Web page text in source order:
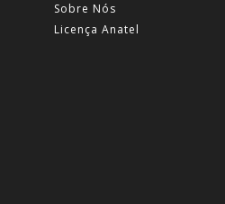
Sobre Nós
Licença Anatel